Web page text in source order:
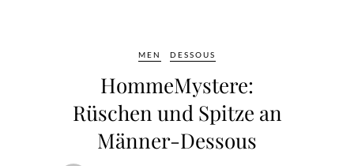
MEN DESSOUS
HommeMystere:
Rüschen und Spitze an
Männer-Dessous